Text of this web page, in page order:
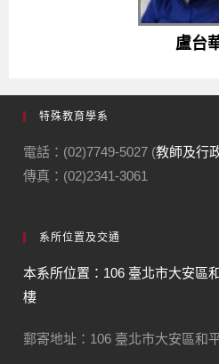
特殊教育學系
電話：(02)7749-5027 (教師及行
傳真：(02)2341-3061
系所位置及交通
本系所位置：106 臺北市大安區
樓
郵寄地址：106 臺北市大安區和